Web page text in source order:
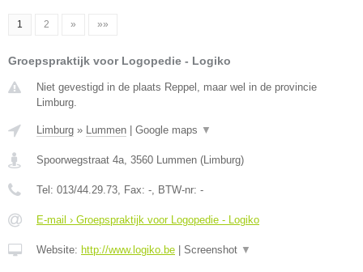
1 2 » »»
Groepspraktijk voor Logopedie - Logiko
Niet gevestigd in de plaats Reppel, maar wel in de provincie
Limburg.
Limburg » Lummen Google maps ▼
Spoorwegstraat 4a, 3560 Lummen (Limburg)
Tel: 013/44.29.73, Fax: -, BTW-nr: -
E-mail › Groepspraktijk voor Logopedie - Logiko
Website: http://www.logiko.be Screenshot ▼